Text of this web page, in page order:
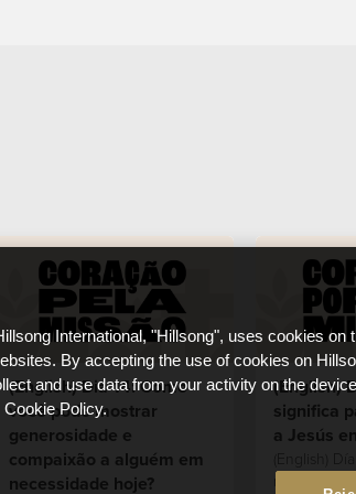
(English) Dia 14: Como
você pode mostrar
generosidade e
compaixão a alguém em
necessidade hoje?
(English)
significa
a Jesús
(English)
International, "Hillsong", uses cookies on
By accepting the use of cookies on
and use data from your activity on the
Policy.